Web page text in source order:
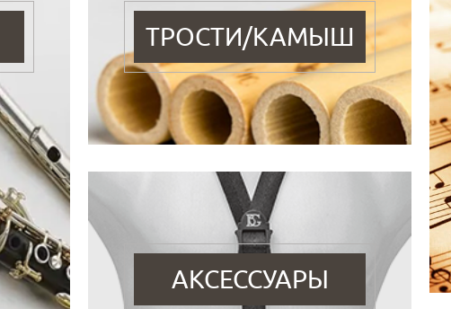
ТРОСТИ/КАМЫШ
АКСЕССУАРЫ